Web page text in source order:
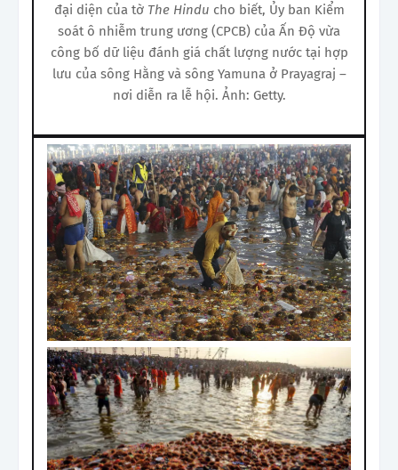
đại diện của tờ The Hindu cho biết, Ủy ban Kiểm
soát ô nhiễm trung ương (CPCB) của Ấn Độ vừa
công bố dữ liệu đánh giá chất lượng nước tại hợp
lưu của sông Hằng và sông Yamuna ở Prayagraj –
nơi diễn ra lễ hội. Ảnh: Getty.